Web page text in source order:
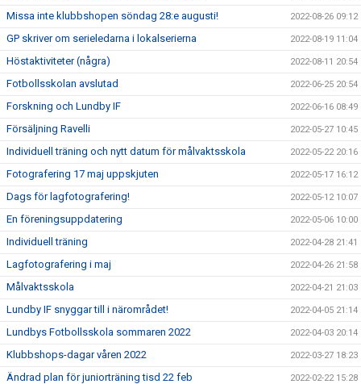
Missa inte klubbshopen söndag 28:e augusti! 2022-08-26 09:12
GP skriver om serieledarna i lokalserierna 2022-08-19 11:04
Höstaktiviteter (några) 2022-08-11 20:54
Fotbollsskolan avslutad 2022-06-25 20:54
Forskning och Lundby IF 2022-06-16 08:49
Försäljning Ravelli 2022-05-27 10:45
Individuell träning och nytt datum för målvaktsskola 2022-05-22 20:16
Fotografering 17 maj uppskjuten 2022-05-17 16:12
Dags för lagfotografering! 2022-05-12 10:07
En föreningsuppdatering 2022-05-06 10:00
Individuell träning 2022-04-28 21:41
Lagfotografering i maj 2022-04-26 21:58
Målvaktsskola 2022-04-21 21:03
Lundby IF snyggar till i närområdet! 2022-04-05 21:14
Lundbys Fotbollsskola sommaren 2022 2022-04-03 20:14
Klubbshops-dagar våren 2022 2022-03-27 18:23
Ändrad plan för juniorträning tisd 22 feb 2022-02-22 15:28